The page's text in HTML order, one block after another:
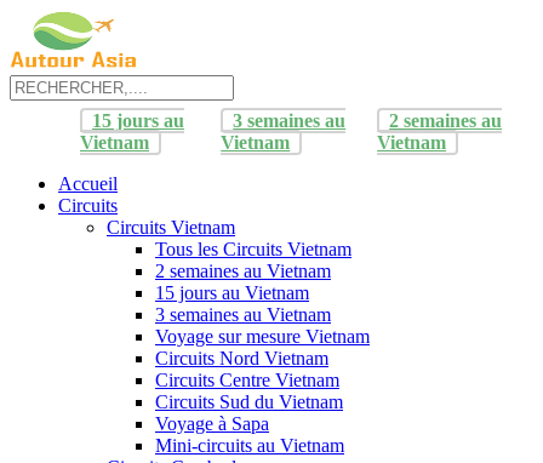
15 jours au
Vietnam
3 semaines au
Vietnam
2 semaines au
Vietnam
Accueil
Circuits
Circuits Vietnam
Tous les Circuits Vietnam
2 semaines au Vietnam
15 jours au Vietnam
3 semaines au Vietnam
Voyage sur mesure Vietnam
Circuits Nord Vietnam
Circuits Centre Vietnam
Circuits Sud du Vietnam
Voyage à Sapa
Mini-circuits au Vietnam